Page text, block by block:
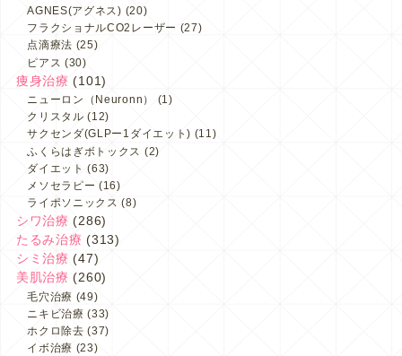
AGNES(アグネス) (20)
フラクショナルCO2レーザー (27)
点滴療法 (25)
ピアス (30)
痩身治療 (101)
ニューロン（Neuronn）
(1)
クリスタル (12)
サクセンダ(GLPー1ダイエット) (11)
ふくらはぎボトックス (2)
ダイエット (63)
メソセラピー (16)
ライポソニックス (8)
シワ治療 (286)
たるみ治療 (313)
シミ治療 (47)
美肌治療 (260)
毛穴治療 (49)
ニキビ治療 (33)
ホクロ除去 (37)
イボ治療 (23)